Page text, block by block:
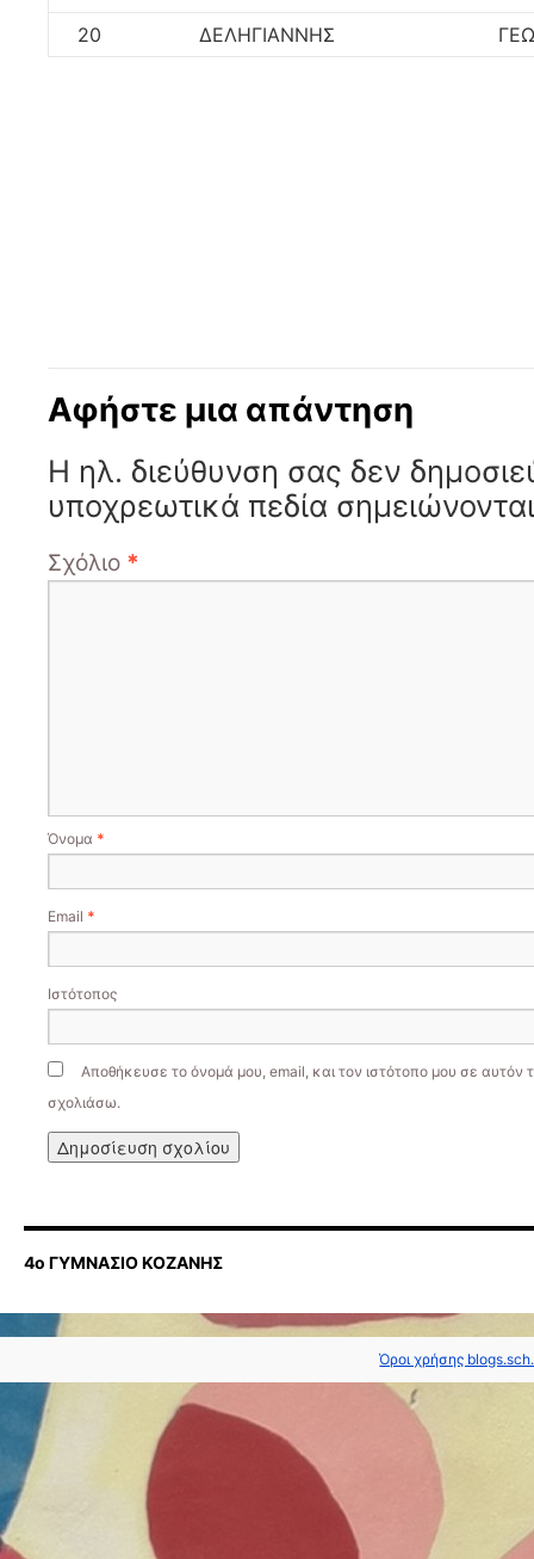
20
ΔΕΛΗΓΙΑΝΝΗΣ
Αφήστε μια απάντηση
Η ηλ. διεύθυνση σας δεν
υποχρεωτικά πεδία
Σχόλιο *
Όνομα *
Email *
Ιστότοπος
Αποθήκευσε το όνομά μου, email, και τον ιστότοπο μου σε αυτόν
σχολιάσω.
4ο ΓΥΜΝΑΣΙΟ ΚΟΖΑΝΗΣ
Όροι χρήσης